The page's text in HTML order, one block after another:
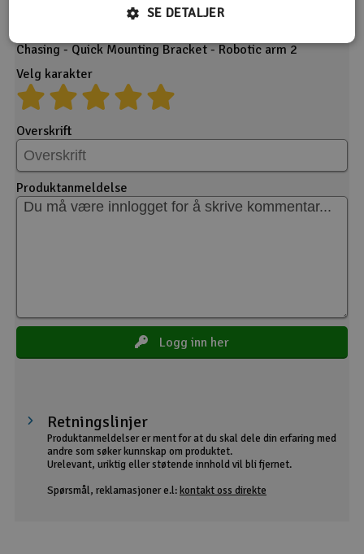
Chasing - Quick Mounting Bracket - Robotic arm 2
Velg karakter
Overskrift
Produktanmeldelse
Logg inn her
Retningslinjer
Produktanmeldelser er ment for at du skal dele din erfaring med
andre som søker kunnskap om produktet.
Urelevant, uriktig eller støtende innhold vil bli fjernet.
Spørsmål, reklamasjoner e.l: kontakt oss direkte
SE DETALJER